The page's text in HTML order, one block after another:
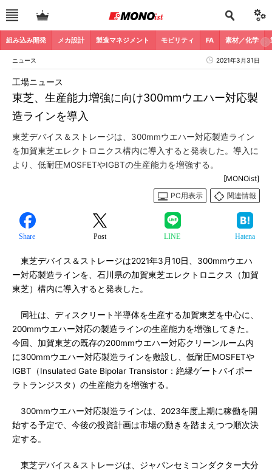
組み込み開発 メカ設計 製造マネジメント モビリティ FA 素材／化学
ニュース 2021年3月31日
東芝、生産能力増強に向け300mmウエハー対応製
造ラインを導入
工場ニュース
東芝デバイス＆ストレージは、300mmウエハー対応製造ライン
を加賀東芝エレクトロニクス構内に導入すると発表した。導入に
より、低耐圧MOSFETやIGBTの生産能力を増強する。
[MONOist]
PC用表示
関連情報
Share Post LINE Hatena
東芝デバイス＆ストレージは2021年3月10日、300mmウエハ
ー対応製造ラインを、石川県の加賀東芝エレクトロニクス（加賀
東芝）構内に導入すると発表した。
同社は、ディスクリート半導体を生産する加賀東芝を中心に、
200mmウエハー対応の製造ラインの生産能力を増強してきた。
今回、加賀東芝の既存の200mmウエハー対応クリーンルーム内
に300mmウエハー対応製造ラインを敷設し、低耐圧MOSFETや
IGBT（Insulated Gate Bipolar Transistor：絶縁ゲートバイポー
ラトランジスタ）の生産能力を増強する。
300mmウエハー対応製造ラインは、2023年度上期に稼働を開
始する予定で、今後の投資計画は市場の動きを踏まえつつ順次決
定する。
東芝デバイス＆ストレージは、ジャパンセミコンダクター大分